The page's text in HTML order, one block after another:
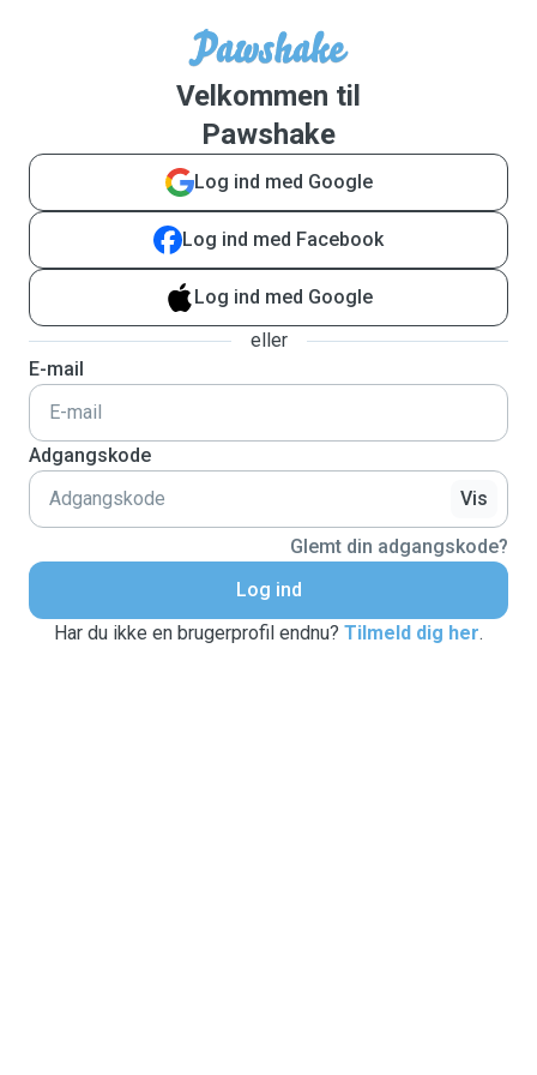
Velkommen til
Pawshake
Log ind med Google
Log ind med Facebook
Log ind med Google
eller
E-mail
Adgangskode
Vis
Glemt din adgangskode?
Log ind
Har du ikke en brugerprofil endnu? Tilmeld dig her.